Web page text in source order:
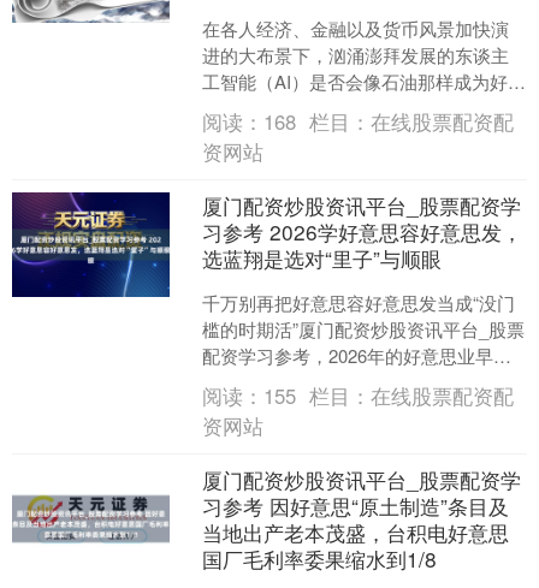
在各人经济、金融以及货币风景加快演
进的大布景下，汹涌澎拜发展的东谈主
工智能（AI）是否会像石油那样成为好意
思元霸权新的锚定资产？这个话题正在
参预好意思国战术界和....
阅读： 168 栏目：在线股票配资配
资网站
厦门配资炒股资讯平台_股票配资学
习参考 2026学好意思容好意思发，
选蓝翔是选对“里子”与顺眼
千万别再把好意思容好意思发当成“没门
槛的时期活”厦门配资炒股资讯平台_股票
配资学习参考，2026年的好意思业早已
是4500亿畛域的正规赛说念，改日五年
还将以7.....
阅读： 155 栏目：在线股票配资配
资网站
厦门配资炒股资讯平台_股票配资学
习参考 因好意思“原土制造”条目及
当地出产老本茂盛，台积电好意思
国厂毛利率委果缩水到1/8